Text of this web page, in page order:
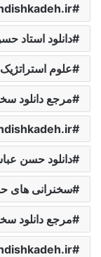
دانلود استاد
علوم استراتژیک
مرجع دانلود
دانلود حسن
سخنرانی های
مرجع دانلود